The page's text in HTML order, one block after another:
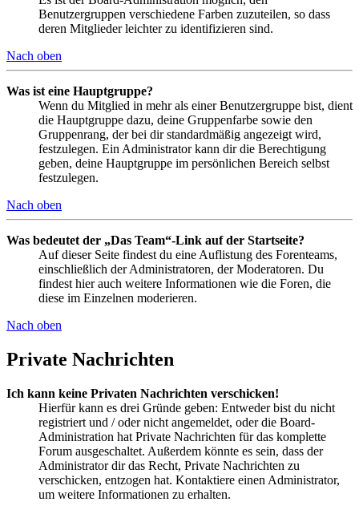
Benutzergruppen verschiedene Farben zuzuteilen, so dass
deren Mitglieder leichter zu identifizieren sind.
Nach oben
Was ist eine Hauptgruppe?
Wenn du Mitglied in mehr als einer Benutzergruppe bist, dient
die Hauptgruppe dazu, deine Gruppenfarbe sowie den
Gruppenrang, der bei dir standardmäßig angezeigt wird,
festzulegen. Ein Administrator kann dir die Berechtigung
geben, deine Hauptgruppe im persönlichen Bereich selbst
festzulegen.
Nach oben
Was bedeutet der „Das Team“-Link auf der Startseite?
Auf dieser Seite findest du eine Auflistung des Forenteams,
einschließlich der Administratoren, der Moderatoren. Du
findest hier auch weitere Informationen wie die Foren, die
diese im Einzelnen moderieren.
Nach oben
Private Nachrichten
Ich kann keine Privaten Nachrichten verschicken!
Hierfür kann es drei Gründe geben: Entweder bist du nicht
registriert und / oder nicht angemeldet, oder die Board-
Administration hat Private Nachrichten für das komplette
Forum ausgeschaltet. Außerdem könnte es sein, dass der
Administrator dir das Recht, Private Nachrichten zu
verschicken, entzogen hat. Kontaktiere einen Administrator,
um weitere Informationen zu erhalten.